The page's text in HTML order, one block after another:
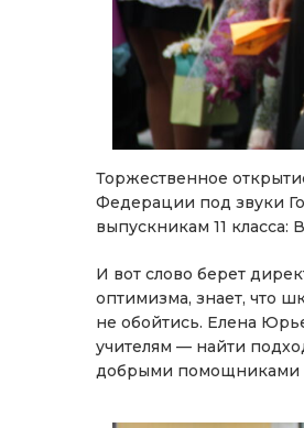
Торжественное
Федерации под звуки
выпускникам 11
И вот слово берет
оптимизма, знает, что
не обойтись. Елена
учителям — найти
добрыми помощниками